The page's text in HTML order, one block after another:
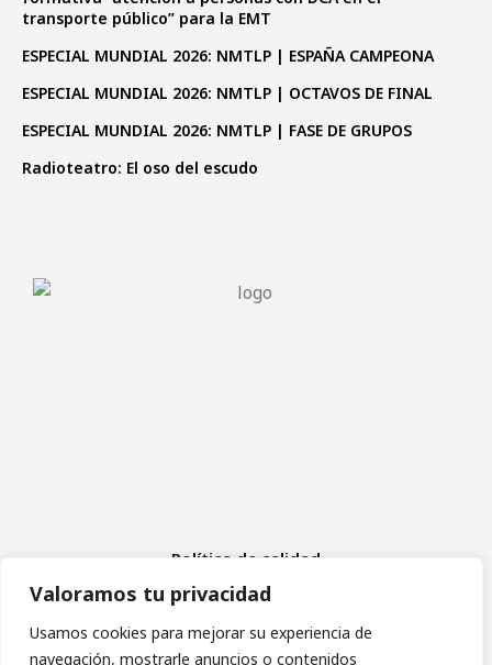
Valoramos tu privacidad
Usamos cookies para mejorar su experiencia de
navegación, mostrarle anuncios o contenidos
transporte público” para la EMT
ESPECIAL MUNDIAL 2026: NMTLP | ESPAÑA CAMPEONA
ESPECIAL MUNDIAL 2026: NMTLP | OCTAVOS DE FINAL
ESPECIAL MUNDIAL 2026: NMTLP | FASE DE GRUPOS
Radioteatro: El oso del escudo
Política de calidad
Aviso Legal
Política de cookies
Política de privacidad